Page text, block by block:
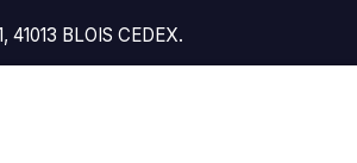
BLOIS CEDEX.